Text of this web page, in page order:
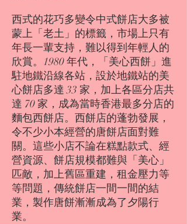
西式的花巧多變令中式餅店大多被
蒙上「老土」的標籤，市場上只有
年長一輩支持，難以得到年輕人的
欣賞。1980 年代，「美心西餅」進
駐地鐵沿線各站，設於地鐵站的美
心餅店多達 33 家，加上各區分店共
達 70 家，成為當時香港最多分店的
麵包西餅店。西餅店的蓬勃發展，
令不少小本經營的唐餅店面對難
關。這些小店不論在糕點款式、經
營資源、餅店規模都難與「美心」
匹敵，加上舊區重建，租金壓力等
等問題，傳統餅店一間一間的結
業，製作唐餅漸漸成為了夕陽行
業。